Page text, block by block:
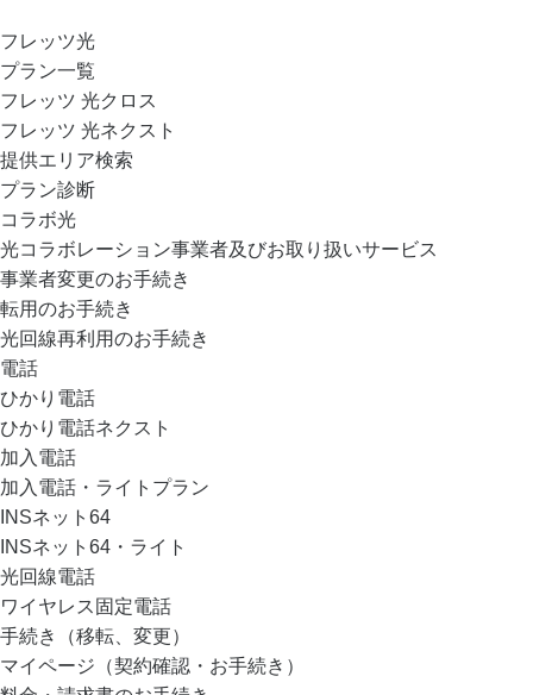
フレッツ光
プラン一覧
フレッツ 光クロス
フレッツ 光ネクスト
提供エリア検索
プラン診断
コラボ光
光コラボレーション事業者及びお取り扱いサービス
事業者変更のお手続き
転用のお手続き
光回線再利用のお手続き
電話
ひかり電話
ひかり電話ネクスト
加入電話
加入電話・ライトプラン
INSネット64
INSネット64・ライト
光回線電話
ワイヤレス固定電話
手続き（移転、変更）
マイページ（契約確認・お手続き）